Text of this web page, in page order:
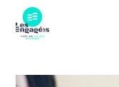
content